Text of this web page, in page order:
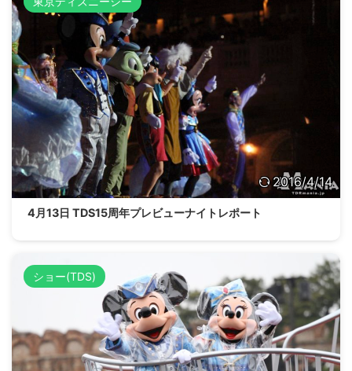
2016/4/14
4月13日 TDS15周年プレビューナイトレポート
ショー(TDS)